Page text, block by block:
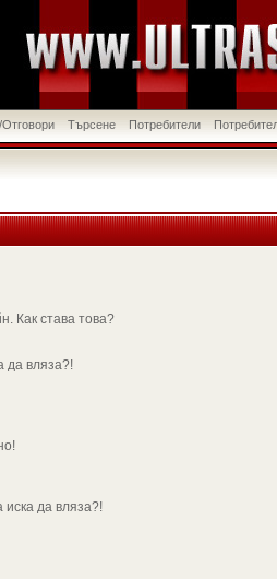
Търсене Потребители
Как става това?
да вляза?!
иска да вляза?!